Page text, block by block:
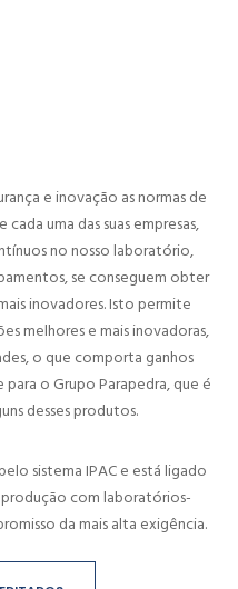
e inovação as normas de
uma das suas empresas,
no nosso laboratório,
se conseguem obter
inovadores. Isto permite
melhores e mais inovadoras,
o que comporta ganhos
para o Grupo Parapedra, que é
desses produtos.
sistema IPAC e está ligado
produção com laboratórios-
da mais alta exigência.